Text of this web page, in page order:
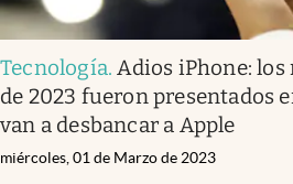
Tecnología.Adios iPhone:
de 2023 fueron presentados
van a desbancar a Apple
miércoles, 01 de Marzo de 2023